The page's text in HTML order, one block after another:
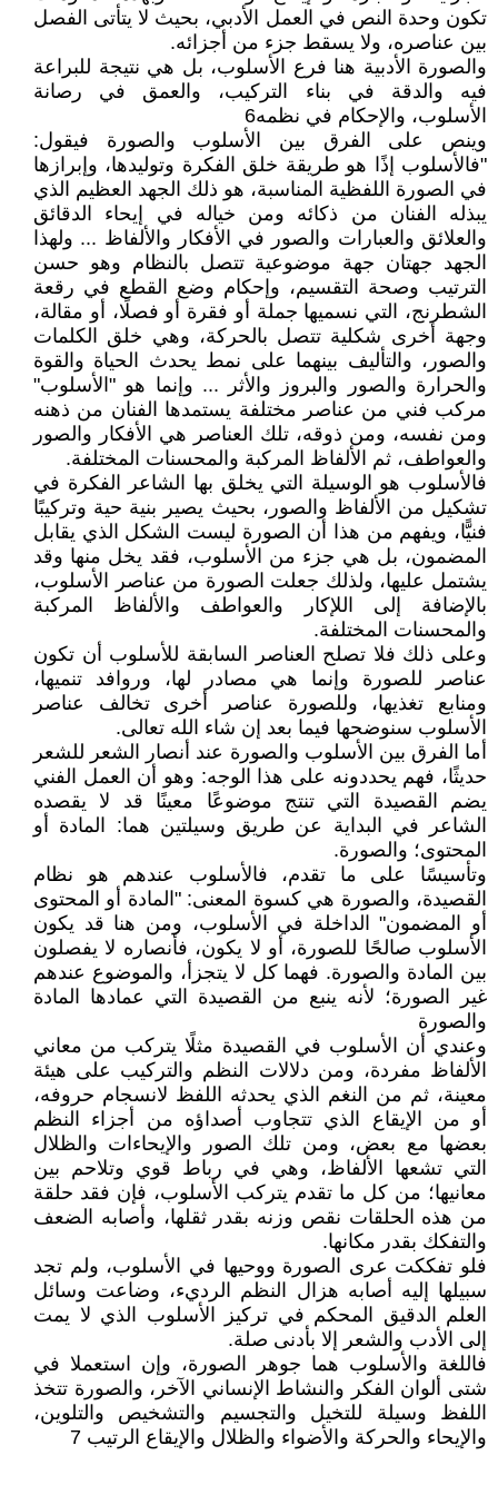
تكون وحدة النص في العمل الأدبي، بحيث لا يتأتى الفصل
بين عناصره، ولا يسقط جزء من أجزائه.
والصورة الأدبية هنا فرع الأسلوب، بل هي نتيجة للبراعة
فيه والدقة في بناء التركيب، والعمق في رصانة
الأسلوب، والإحكام في نظمه6
وينص على الفرق بين الأسلوب والصورة فيقول:
"فالأسلوب إذًا هو طريقة خلق الفكرة وتوليدها، وإبرازها
في الصورة اللفظية المناسبة، هو ذلك الجهد العظيم الذي
يبذله الفنان من ذكائه ومن خياله في إيحاء الدقائق
والعلائق والعبارات والصور في الأفكار والألفاظ ... ولهذا
الجهد جهتان جهة موضوعية تتصل بالنظام وهو حسن
الترتيب وصحة التقسيم، وإحكام وضع القطع في رقعة
الشطرنج، التي نسميها جملة أو فقرة أو فصلًا، أو مقالة،
وجهة أخرى شكلية تتصل بالحركة، وهي خلق الكلمات
والصور، والتأليف بينهما على نمط يحدث الحياة والقوة
والحرارة والصور والبروز والأثر ... وإنما هو "الأسلوب"
مركب فني من عناصر مختلفة يستمدها الفنان من ذهنه
ومن نفسه، ومن ذوقه، تلك العناصر هي الأفكار والصور
والعواطف، ثم الألفاظ المركبة والمحسنات المختلفة.
فالأسلوب هو الوسيلة التي يخلق بها الشاعر الفكرة في
تشكيل من الألفاظ والصور، بحيث يصير بنية حية وتركيبًا
فنيًّا، ويفهم من هذا أن الصورة ليست الشكل الذي يقابل
المضمون، بل هي جزء من الأسلوب، فقد يخل منها وقد
يشتمل عليها، ولذلك جعلت الصورة من عناصر الأسلوب،
بالإضافة إلى اللإكار والعواطف والألفاظ المركبة
والمحسنات المختلفة.
وعلى ذلك فلا تصلح العناصر السابقة للأسلوب أن تكون
عناصر للصورة وإنما هي مصادر لها، وروافد تنميها،
ومنابع تغذيها، وللصورة عناصر أخرى تخالف عناصر
الأسلوب سنوضحها فيما بعد إن شاء الله تعالى.
أما الفرق بين الأسلوب والصورة عند أنصار الشعر للشعر
حديثًا، فهم يحددونه على هذا الوجه: وهو أن العمل الفني
يضم القصيدة التي تنتج موضوعًا معينًا قد لا يقصده
الشاعر في البداية عن طريق وسيلتين هما: المادة أو
المحتوى؛ والصورة.
وتأسيسًا على ما تقدم، فالأسلوب عندهم هو نظام
القصيدة، والصورة هي كسوة المعنى: "المادة أو المحتوى
أو المضمون" الداخلة في الأسلوب، ومن هنا قد يكون
الأسلوب صالحًا للصورة، أو لا يكون، فأنصاره لا يفصلون
بين المادة والصورة. فهما كل لا يتجزأ، والموضوع عندهم
غير الصورة؛ لأنه ينبع من القصيدة التي عمادها المادة
والصورة
وعندي أن الأسلوب في القصيدة مثلًا يتركب من معاني
الألفاظ مفردة، ومن دلالات النظم والتركيب على هيئة
معينة، ثم من النغم الذي يحدثه اللفظ لانسجام حروفه،
أو من الإيقاع الذي تتجاوب أصداؤه من أجزاء النظم
بعضها مع بعض، ومن تلك الصور والإيحاءات والظلال
التي تشعها الألفاظ، وهي في رباط قوي وتلاحم بين
معانيها؛ من كل ما تقدم يتركب الأسلوب، فإن فقد حلقة
من هذه الحلقات نقص وزنه بقدر ثقلها، وأصابه الضعف
والتفكك بقدر مكانها.
فلو تفككت عرى الصورة ووحيها في الأسلوب، ولم تجد
سبيلها إليه أصابه هزال النظم الرديء، وضاعت وسائل
العلم الدقيق المحكم في تركيز الأسلوب الذي لا يمت
إلى الأدب والشعر إلا بأدنى صلة.
فاللغة والأسلوب هما جوهر الصورة، وإن استعملا في
شتى ألوان الفكر والنشاط الإنساني الآخر، والصورة تتخذ
اللفظ وسيلة للتخيل والتجسيم والتشخيص والتلوين،
والإيحاء والحركة والأضواء والظلال والإيقاع الرتيب 7